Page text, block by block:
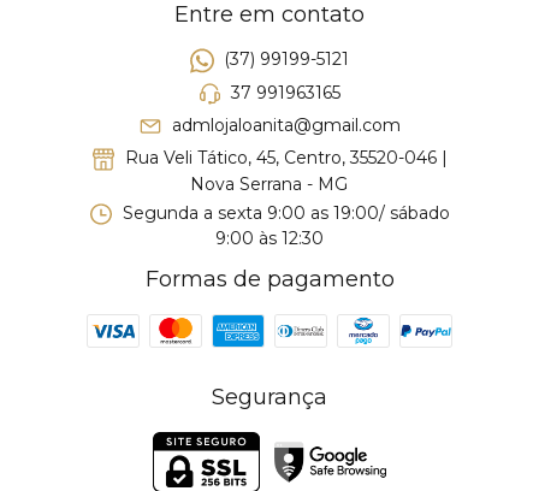
Entre em contato
(37) 99199-5121
37 991963165
admlojaloanita@gmail.com
Rua Veli Tático, 45, Centro, 35520-046 |
Nova Serrana - MG
Segunda a sexta 9:00 as 19:00/ sábado
9:00 às 12:30
Formas de pagamento
Segurança